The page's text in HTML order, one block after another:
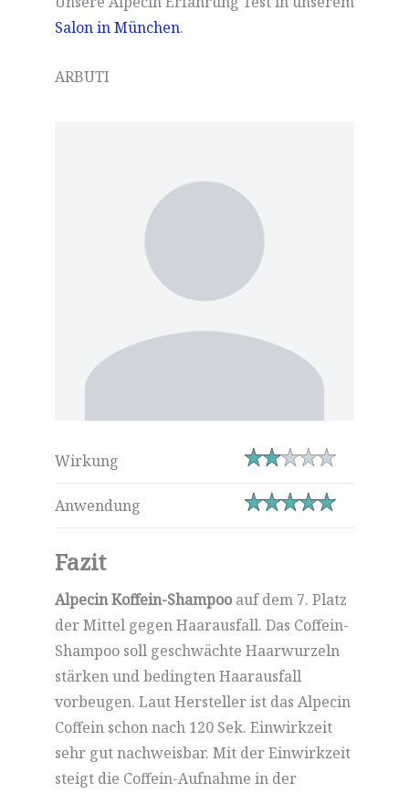
Salon in München.
ARBUTI
Wirkung
Anwendung
Fazit
Alpecin Koffein-Shampoo auf dem 7. Platz
der Mittel gegen Haarausfall. Das Coffein-
Shampoo soll geschwächte Haarwurzeln
stärken und bedingten Haarausfall
vorbeugen. Laut Hersteller ist das Alpecin
Coffein schon nach 120 Sek. Einwirkzeit
sehr gut nachweisbar. Mit der Einwirkzeit
steigt die Coffein-Aufnahme in der